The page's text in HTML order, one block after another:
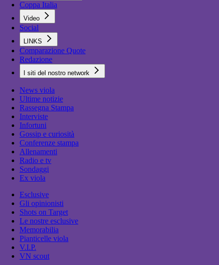
Coppa Italia
Video
Social
LINKS
Comparazione Quote
Redazione
I siti del nostro network
News viola
Ultime notizie
Rassegna Stampa
Interviste
Infortuni
Gossip e curiosità
Conferenze stampa
Allenamenti
Radio e tv
Sondaggi
Ex viola
Esclusive
Gli opinionisti
Shots on Target
Le nostre esclusive
Memorabilia
Pianticelle viola
V.I.P.
VN scout